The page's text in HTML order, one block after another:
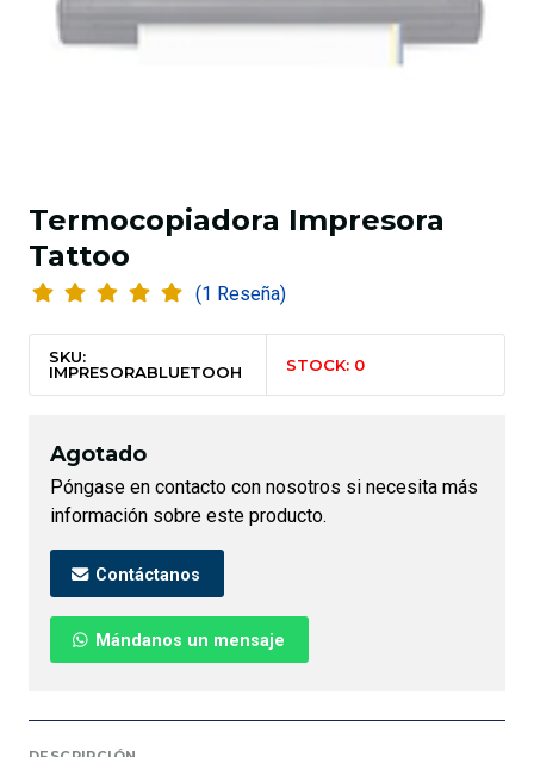
Termocopiadora Impresora
Tattoo
(1 Reseña)
SKU:
IMPRESORABLUETOOH
STOCK: 0
Agotado
Póngase en contacto con nosotros si necesita más
información sobre este producto.
Contáctanos
Mándanos un mensaje